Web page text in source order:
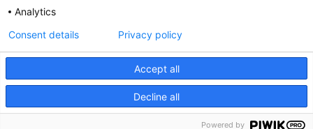
NASTĘPNY ARTYKUŁ
Kontakt
PRODUKTY POLPHARMY
SOCIAL MEDIA
Analytics
Accept all
Decline all
Consent details Privacy policy
Powered by